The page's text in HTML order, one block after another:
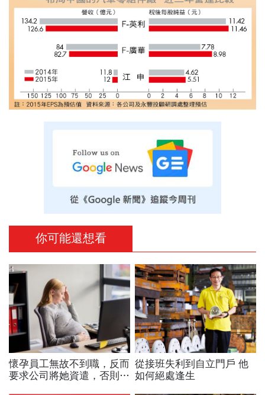
你可能還想看
懷孕員工無故不到職，反而
要求公司將她資遣，否則將
從接班失利到自立門戶 他
如何絕處逢生